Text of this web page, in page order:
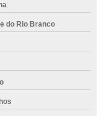
do Rio Branco